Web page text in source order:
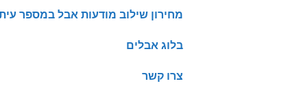
מחירון שילוב מודעות אבל במספר
בלוג אבלים
צרו קשר